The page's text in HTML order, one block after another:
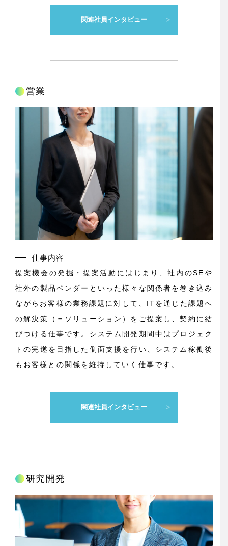
関連社員インタビュー
営業
仕事内容
提案機会の発掘・提案活動にはじまり、社内のSEや
社外の製品ベンダーといった様々な関係者を巻き込み
ながらお客様の業務課題に対して、ITを通じた課題へ
の解決策（＝ソリューション）をご提案し、契約に結
びつける仕事です。システム開発期間中はプロジェク
トの完遂を目指した側面支援を行い、システム稼働後
もお客様との関係を維持していく仕事です。
関連社員インタビュー
研究開発